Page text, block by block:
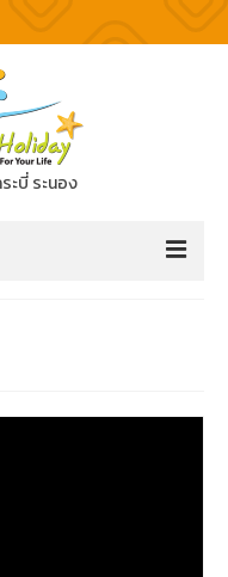
ะบี่ ระนอง